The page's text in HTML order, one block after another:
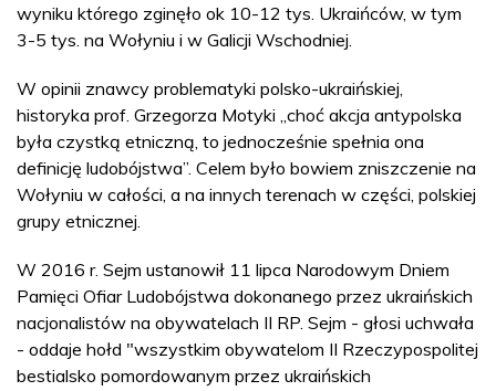
wyniku którego zginęło ok 10-12 tys. Ukraińców, w tym
3-5 tys. na Wołyniu i w Galicji Wschodniej.
W opinii znawcy problematyki polsko-ukraińskiej,
historyka prof. Grzegorza Motyki „choć akcja antypolska
była czystką etniczną, to jednocześnie spełnia ona
definicję ludobójstwa”. Celem było bowiem zniszczenie na
Wołyniu w całości, a na innych terenach w części, polskiej
grupy etnicznej.
W 2016 r. Sejm ustanowił 11 lipca Narodowym Dniem
Pamięci Ofiar Ludobójstwa dokonanego przez ukraińskich
nacjonalistów na obywatelach II RP. Sejm - głosi uchwała
- oddaje hołd "wszystkim obywatelom II Rzeczypospolitej
bestialsko pomordowanym przez ukraińskich